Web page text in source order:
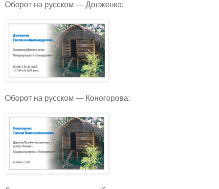
Оборот на русском — Долженко:
Оборот на русском — Коногорова: